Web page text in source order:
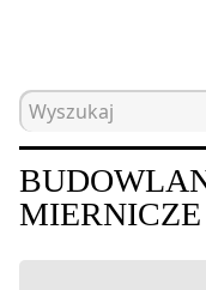
Strona główna
MIERNICZE